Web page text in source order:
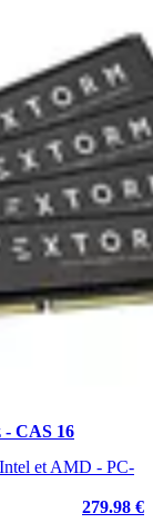
- CAS 16
et AMD - PC-
279.98 €